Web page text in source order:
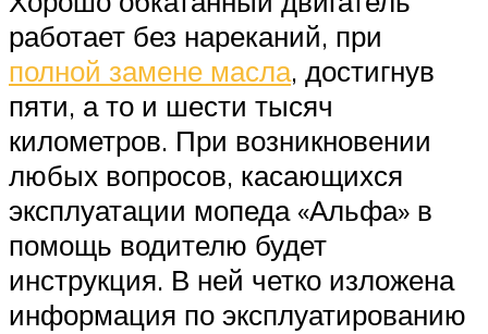
работает без нареканий, при
полной замене масла, достигнув
пяти, а то и шести тысяч
километров. При возникновении
любых вопросов, касающихся
эксплуатации мопеда «Альфа» в
помощь водителю будет
инструкция. В ней четко изложена
информация по эксплуатированию